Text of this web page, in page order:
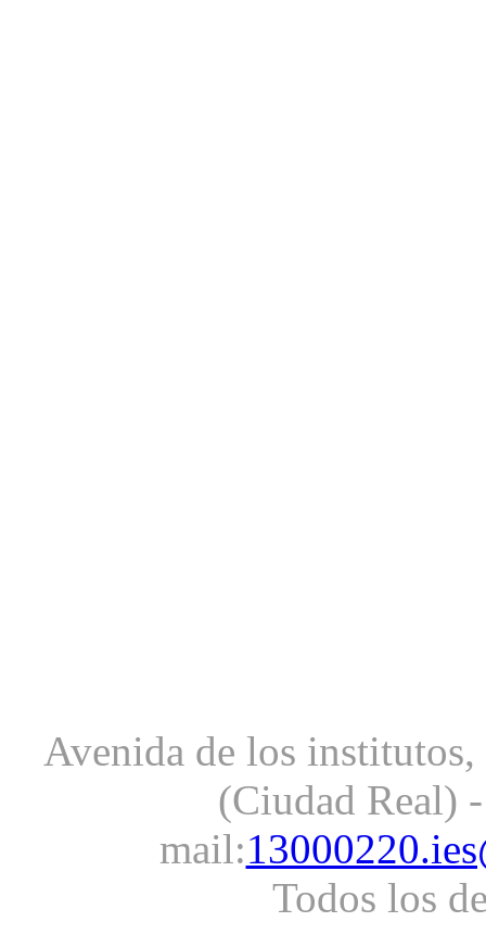
Avenida de los
(Ciudad Real)
mail:
Todos los